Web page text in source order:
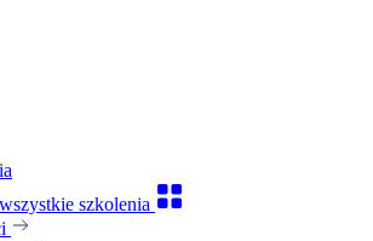
szkolenia